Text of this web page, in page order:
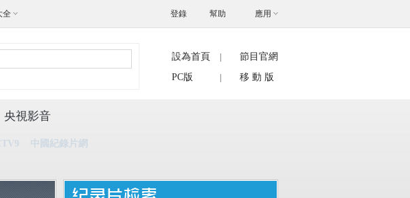
全 幫助 應用
登錄
設為首頁
節目官網
PC版
移 動 版
中國紀錄片網
央視影音